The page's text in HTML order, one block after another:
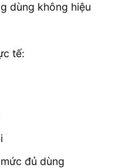
dùng không hiệu
tế:
đủ dùng